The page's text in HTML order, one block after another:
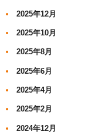
2025年12月
2025年10月
2025年8月
2025年6月
2025年4月
2025年2月
2024年12月